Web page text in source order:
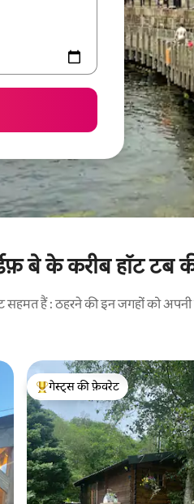
बे के करीब हॉट टब
सहमत हैं : ठहरने की इन जगहों को
गेस्ट्स का टॉप फ़ेवरेट
गेस्ट्स की फ़ेवरेट